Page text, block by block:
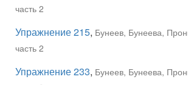
часть 2
Упражнение 215, Бунеев, Бунеева,
часть 2
Упражнение 233, Бунеев, Бунеева,